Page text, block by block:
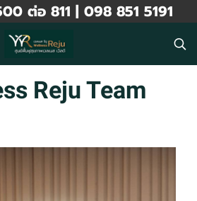
ต่อ 811 | 098 851 5191
Reju Team